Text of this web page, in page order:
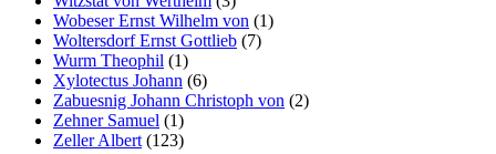
Wobeser Ernst Wilhelm von (1)
Woltersdorf Ernst Gottlieb (7)
Wurm Theophil (1)
Xylotectus Johann (6)
Zabuesnig Johann Christoph von (2)
Zehner Samuel (1)
Zeller Albert (123)